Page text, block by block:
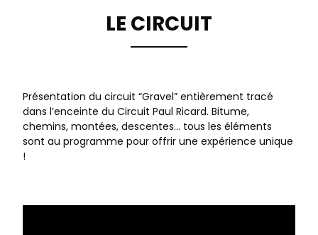
LE CIRCUIT
Présentation du circuit “Gravel” entièrement tracé
dans l’enceinte du Circuit Paul Ricard. Bitume,
chemins, montées, descentes… tous les éléments
sont au programme pour offrir une expérience unique
!